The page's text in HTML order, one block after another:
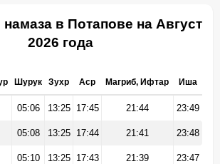
в Потапове на Август
2026 года
Шурук Зухр Аср Магриб, Ифтар Иша
05:06 13:25 17:45 21:44 23:49
05:08 13:25 17:44 21:41 23:48
05:10 13:25 17:43 21:39 23:47